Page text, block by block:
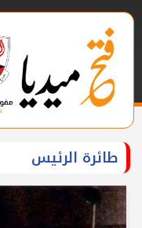
طائرة الرئيس